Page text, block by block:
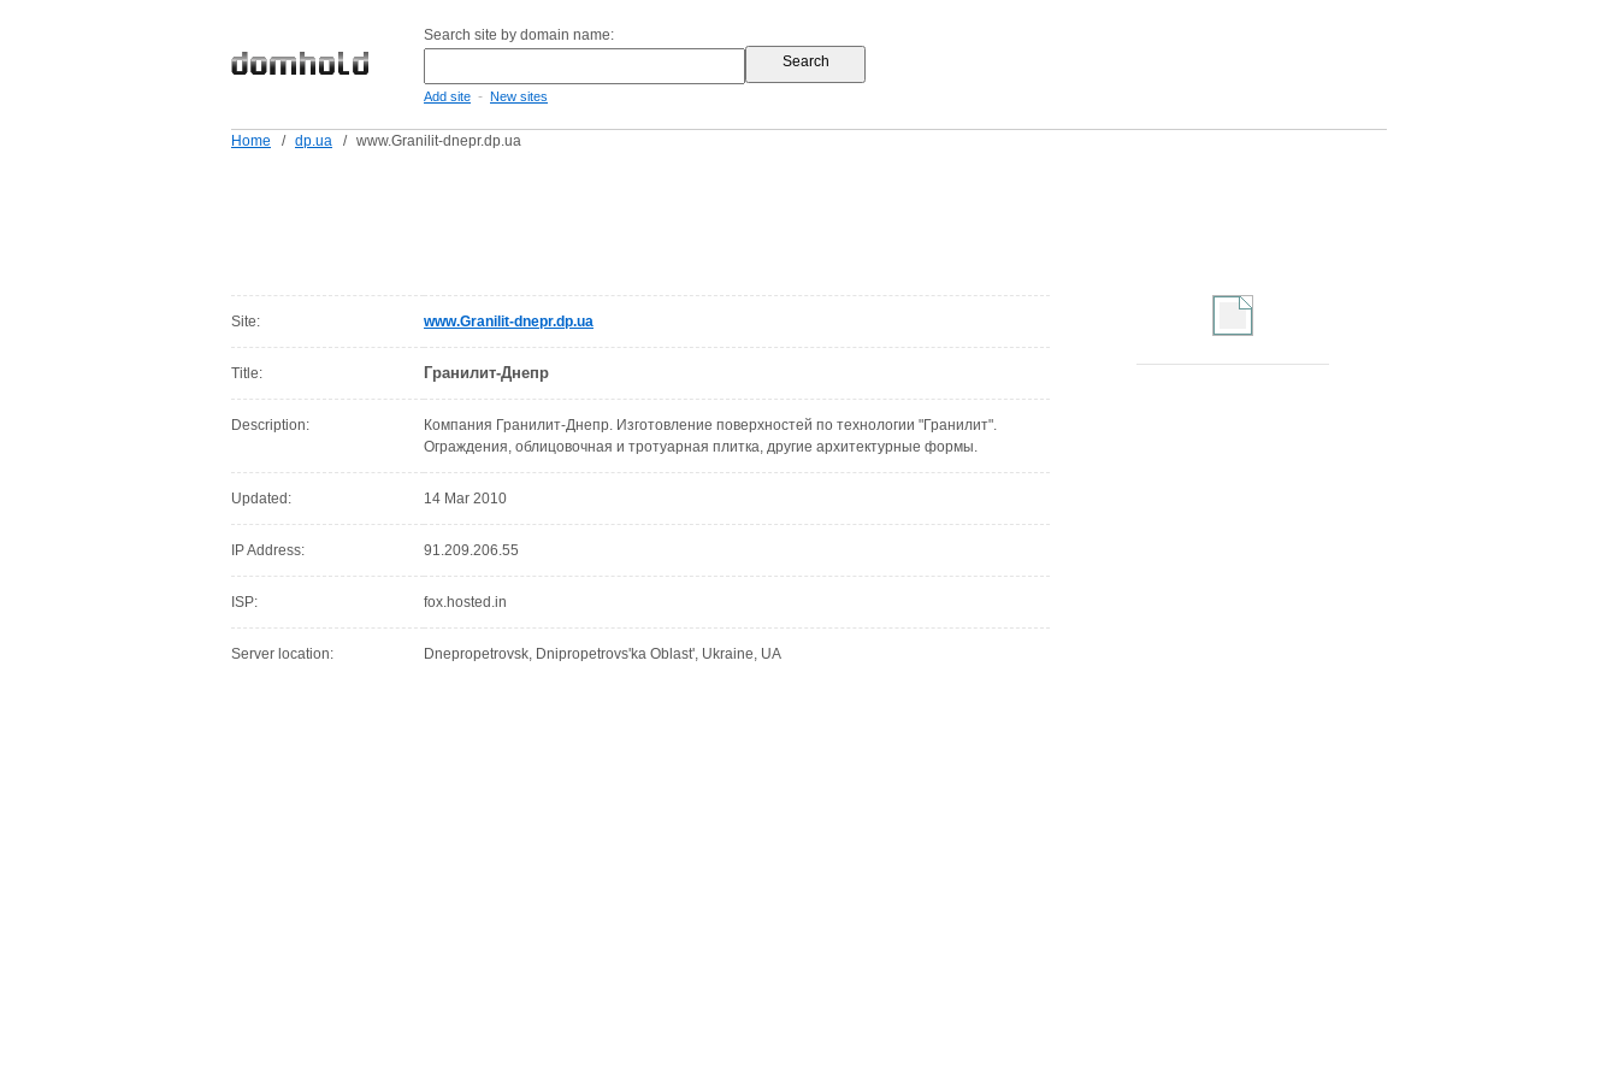
Search site by domain name:
Add site - New sites
Home / dp.ua / www.Granilit-dnepr.dp.ua
Site: www.Granilit-dnepr.dp.ua
Title: Гранилит-Днепр
Description:
Компания Гранилит-Днепр. Изготовление поверхностей по технологии "Гранилит".
Ограждения, облицовочная и тротуарная плитка, другие архитектурные формы.
Updated: 14 Mar 2010
IP Address: 91.209.206.55
ISP: fox.hosted.in
Server location: Dnepropetrovsk, Dnipropetrovs'ka Oblast', Ukraine, UA